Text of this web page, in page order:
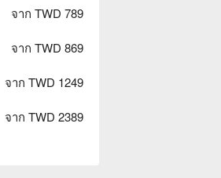
จาก TWD 789
จาก TWD 869
จาก TWD 1249
จาก TWD 2389